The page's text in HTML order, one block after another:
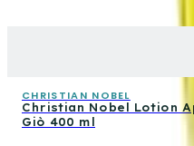
CHRISTIAN NOBEL
Christian Nobel Lotion
Giò 400 ml